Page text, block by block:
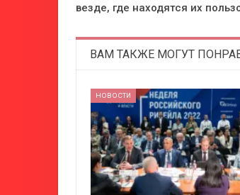
везде, где находятся их
ВАМ ТАКЖЕ МОГУТ
НОВОСТИ